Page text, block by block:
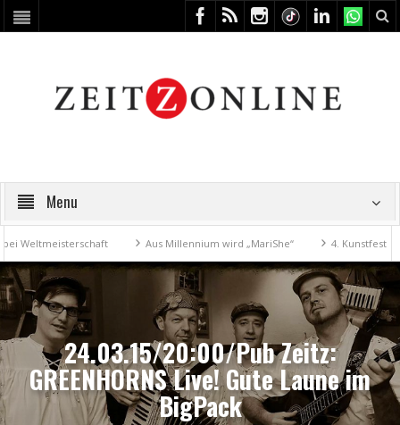
Menu
Aus Millennium wird „MariShe“ 4. Kunstfest macht
24.03.15/20:00/Pub Zeitz:
GREENHORNS Live! Gute Laune im
BigPack